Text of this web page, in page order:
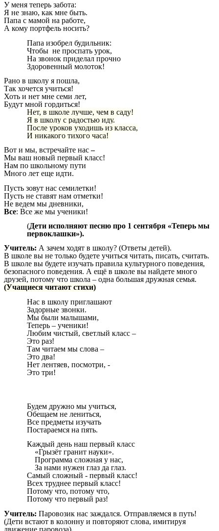
У меня теперь забота:
Я не знаю, как мне быть.
Папа с мамой на работе,
А кому портфель носить?
Папа изобрел будильник:
Чтобы не проспать урок,
На звонок приделал прочно
Здоровенный молоток!
Рано в школу я пошла,
Так хочется учиться!
Хоть и нет мне семи лет,
Будут мной гордиться!
Нет, в школе лучше, чем в саду!
Я в школу с радостью иду.
После уроков уходишь из класса,
И никакого тихого часа!
Вот и мы, встречайте нас–
Мы ваш новый первый класс!
Нам по школьному пути
Много лет еще идти.
Пусть зовут нас семилетки!
Пусть не ставят нам отметки!
Не ведем мы дневники,
Все: Все же мы ученики!
(Дети исполняют песню про 1 сентября «Теперь мы
первоклашки»).
Учитель: А зачем ходят в школу? (Ответы детей).
В школе вы не только будете учиться читать, писать, считать.
В школе вы будете изучать правила культурного поведения,
безопасного поведения. А ещё в школе вы найдете много
друзей, потому что школа – одна большая дружная семья.
(Учащиеся читают стихи)
Нас в школу приглашают
Задорные звонки.
Мы были малышами,
Теперь – ученики!
Любим чистый, светлый класс –
Это раз!
Там читаем мы слова –
Это два!
Нет лентяев, посмотри, -
Это три!
Будем дружно мы учиться,
Обещаем не лениться,
Все предметы изучать
Постараемся на пять.
Каждый день наш первый класс
«Грызёт гранит науки».
Программа сложная у нас,
За нами нужен глаз да глаз.
Самый сложный - первый класс!
Всех труднее первый класс!
Потому что, потому что,
Потому что первый раз!
Учитель: Паровозик нас заждался. Отправляемся в путь!
(Дети встают в колонну и повторяют слова, имитируя
движение паровоза).